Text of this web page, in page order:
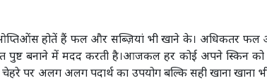
होतें हैं फल और सब्ज़ियां भी खाने के। अधिकतर फल
पुष्ट बनाने में मदद करती है।आजकल हर कोई अपने स्किन
पर अलग अलग पदार्थ का उपयोग बल्कि सही खाना खाना